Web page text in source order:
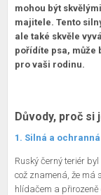
mohou být
majitele. Tento
ale také skvěle
pořídíte psa, může
pro vaši rodinu.
Důvody, proč si
1. Silná a
Ruský černý teriér
což znamená, že má
hlídačem a přirozeně